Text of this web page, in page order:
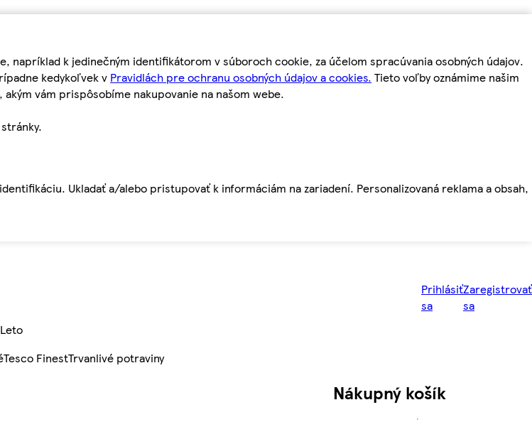
napríklad k jedinečným identifikátorom v súboroch cookie, za účelom spracúvania osobných údajov.
kedykoľvek v Pravidlách pre ochranu osobných údajov a cookies. Tieto voľby oznámime našim
vám prispôsobíme nakupovanie na našom webe.
Ukladať a/alebo pristupovať k informáciám na zariadení. Personalizovaná reklama a obsah,
Prihlásiť
sa
Zaregistrovať
sa
Leto
Tesco FinestTrvanlivé potraviny
Nákupný košík